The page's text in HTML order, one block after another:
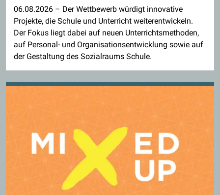
06.08.2026 – Der Wettbewerb würdigt innovative
Projekte, die Schule und Unterricht weiterentwickeln.
Der Fokus liegt dabei auf neuen Unterrichtsmethoden,
auf Personal- und Organisationsentwicklung sowie auf
der Gestaltung des Sozialraums Schule.